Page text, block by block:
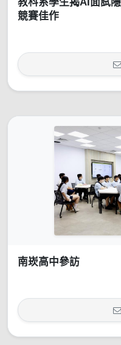
競賽佳作
南崁高中參訪